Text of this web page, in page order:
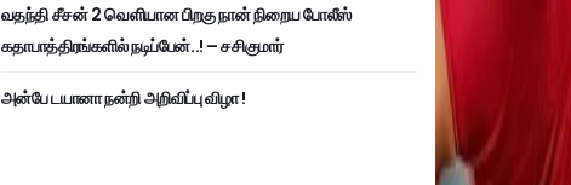
வதந்தி சீசன் 2 வெளியான பிறகு நான் நிறைய போலீஸ்
கதாபாத்திரங்களில் நடிப்பேன்..! – சசிகுமார்
அன்பே டயானா நன்றி அறிவிப்பு விழா !